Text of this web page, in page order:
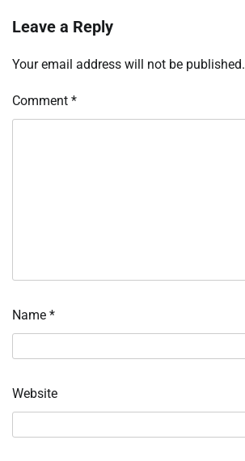
Leave a Reply
Your email address will not be published.
Comment *
Name *
Website